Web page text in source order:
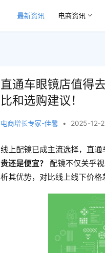
最新资讯 电商资讯
直通车眼镜店值得
比和选购建议！
电商增长专家-佳馨 • 2025-12-
线上配镜已成主流选择，直通
贵还是便宜？
配镜不仅关乎
析其优势，对比线上线下价格